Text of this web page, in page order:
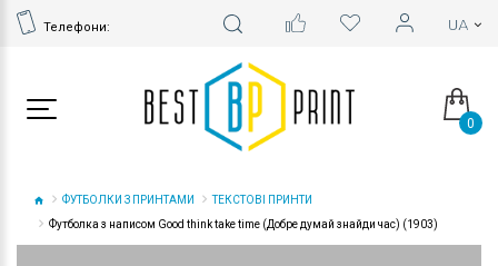
Телефони:
0
ФУТБОЛКИ З ПРИНТАМИ
ТЕКСТОВІ ПРИНТИ
Футболка з написом Good think take time (Добре думай знайди час) (1903)